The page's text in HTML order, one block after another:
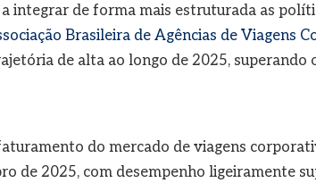
integrar de forma mais estruturada as
Brasileira de Agências de Viagens
de alta ao longo de 2025, superando
do mercado de viagens
de 2025, com desempenho ligeiramente